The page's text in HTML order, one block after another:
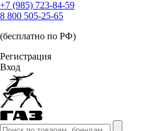
+7 (985) 723-84-59
8 800 505-25-65
(бесплатно по РФ)
Регистрация
Вход